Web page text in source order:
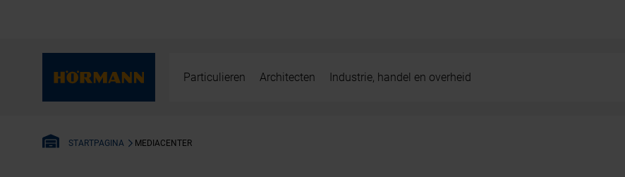
Particulieren Architecten Industrie, handel en overheid
STARTPAGINA MEDIACENTER